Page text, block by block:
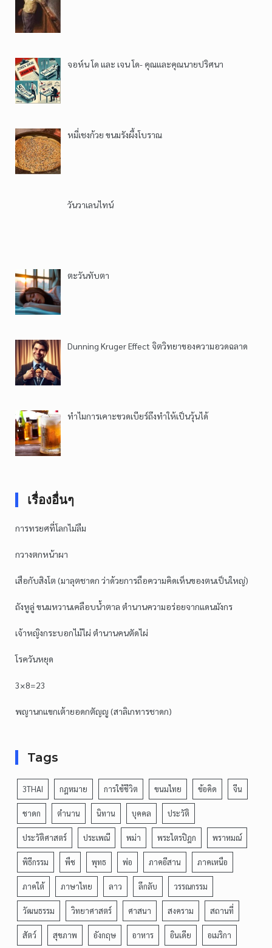
จอห์น โด และ เจน โด- คุณและคุณนายปริศนา
หมี่เชงก้วย ขนมรังผึ้งโบราณ
วันวาเลนไทน์
ตะวันทับตา
Dunning Kruger Effect จิตวิทยาของความอวดฉลาด
ทำไมการเคาะขวดเบียร์ถึงทำให้เป็นวุ้นได้
เรื่องอื่นๆ
การทรยศที่โลกไม่ลืม
กวางตกหน้าผา
เสือกับสิงโต (มาลุตชาดก ว่าด้วยการถือความคิดเห็นของตนเป็นใหญ่)
ถังหูลู่ ขนมหวานเคลือบน้ำตาล ตำนานความอร่อยจากแดนมังกร
เจ้าหญิงกระบอกไม้ไผ่ ตำนานคนตัดไผ่
โรควันหยุด
3×8=23
พญานกแขกเต้ายอดกตัญญู (สาลิเกทารชาดก)
Tags
3THAI กฎหมาย การใช้ชีวิต ขนมไทย ข้อคิด จีน
ชาดก ตำนาน นิทาน บุคคล ประวัติ
ประวัติศาสตร์ ประเพณี พม่า พระไตรปิฎก พราหมณ์
พิธีกรรม พืช พุทธ พ่อ ภาคอีสาน ภาคเหนือ
ภาคใต้ ภาษาไทย ลาว ลึกลับ วรรณกรรม
วัฒนธรรม วิทยาศาสตร์ ศาสนา สงคราม สถานที่
สัตว์ สุขภาพ อังกฤษ อาหาร อินเดีย อเมริกา